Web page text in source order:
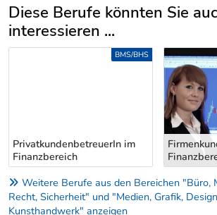
Diese Berufe könnten Sie
interessieren ...
Uber weitere Berufsvorschläge
FirmenkundenbetreuerIn im
Finanzbereich
BMS/BHS
Office
Weitere Berufe aus den Bereichen "Büro,
Recht, Sicherheit" und "Medien, Grafik,
Kunsthandwerk" anzeigen